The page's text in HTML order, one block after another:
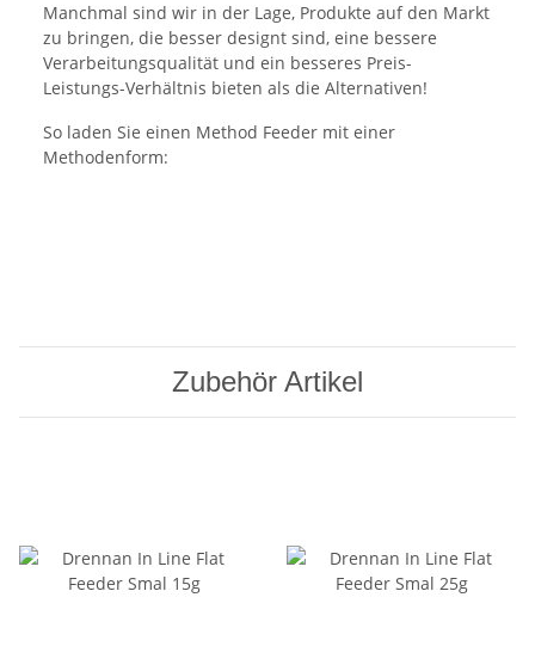
Manchmal sind wir in der Lage, Produkte auf den Markt
zu bringen, die besser designt sind, eine bessere
Verarbeitungsqualität und ein besseres Preis-
Leistungs-Verhältnis bieten als die Alternativen!
So laden Sie einen Method Feeder mit einer
Methodenform:
Zubehör Artikel